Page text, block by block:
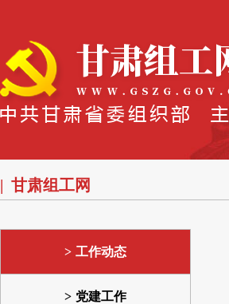
甘肃组工网
工作动态
党建工作